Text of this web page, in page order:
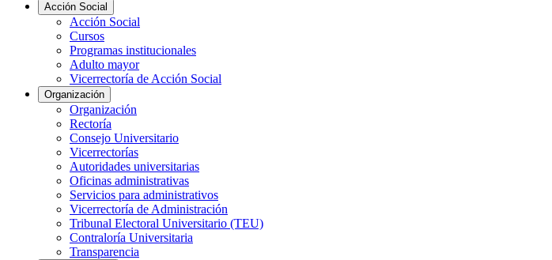
Acción Social
Acción Social
Cursos
Programas institucionales
Adulto mayor
Vicerrectoría de Acción Social
Organización
Organización
Rectoría
Consejo Universitario
Vicerrectorías
Autoridades universitarias
Oficinas administrativas
Servicios para administrativos
Vicerrectoría de Administración
Tribunal Electoral Universitario (TEU)
Contraloría Universitaria
Transparencia